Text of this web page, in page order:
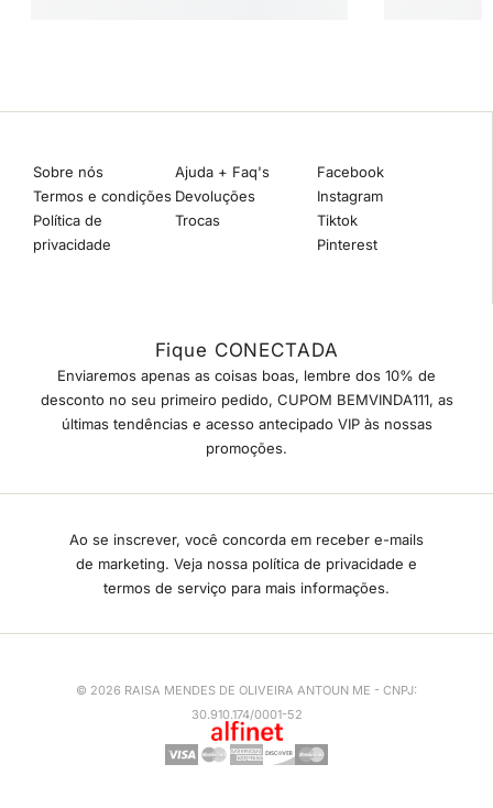
Sobre nós
Termos e condições
Política de
privacidade
Ajuda + Faq's
Devoluções
Trocas
Facebook
Instagram
Tiktok
Pinterest
Fique CONECTADA
Enviaremos apenas as coisas boas, lembre dos 10% de
desconto no seu primeiro pedido, CUPOM BEMVINDA111, as
últimas tendências e acesso antecipado VIP às nossas
promoções.
Ao se inscrever, você concorda em receber e-mails
de marketing. Veja nossa política de privacidade e
termos de serviço para mais informações.
© 2026 RAISA MENDES DE OLIVEIRA ANTOUN ME - CNPJ:
30.910.174/0001-52